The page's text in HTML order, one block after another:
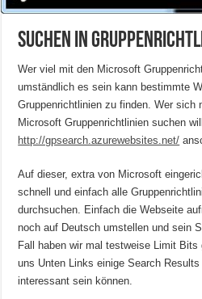
Suchen in
Wer viel mit den Microsoft
umständlich es sein kann bestimmte
Gruppenrichtlinien zu finden. Wer sich
Microsoft Gruppenrichtlinien suchen
http://gpsearch.azurewebsites.net/
Auf dieser, extra von Microsoft
schnell und einfach alle
durchsuchen. Einfach die Webseite
noch auf Deutsch umstellen und sein
Fall haben wir mal testweise Limit
uns Unten Links einige Search
interessant sein können.